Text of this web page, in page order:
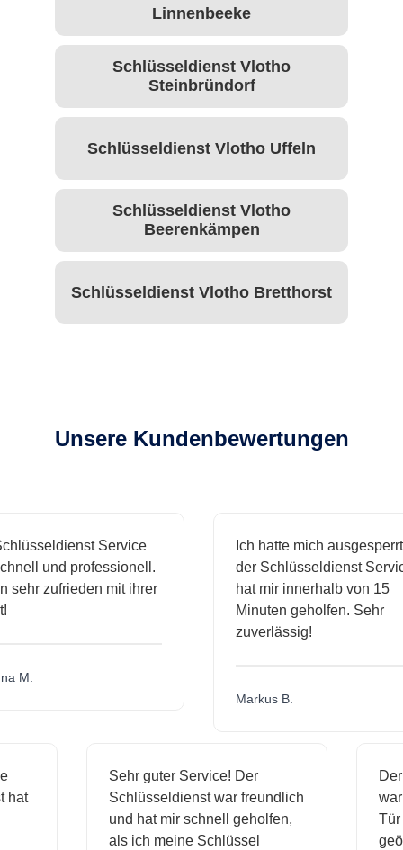
Linnenbeeke
Schlüsseldienst Vlotho
Steinbründorf
Schlüsseldienst Vlotho Uffeln
Schlüsseldienst Vlotho
Beerenkämpen
Schlüsseldienst Vlotho Bretthorst
Unsere Kundenbewertungen
Service
und professionell.
zufrieden mit ihrer
M.
Ich hatte mich ausgesperrt
der Schlüsseldienst Service
hat mir innerhalb von 15
Minuten geholfen. Sehr
zuverlässig!
Markus B.
hat
Sehr guter Service! Der
Schlüsseldienst war freundlich
und hat mir schnell geholfen,
als ich meine Schlüssel